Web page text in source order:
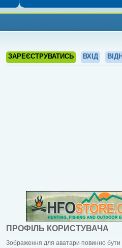
ЗАРЕЄСТРУВАТИСЬ ВХІД
ПРОФІЛЬ КОРИСТУВАЧА
Зображення для аватари повинно бути